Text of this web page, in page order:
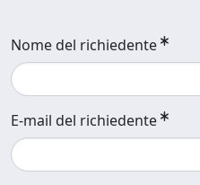
Nome del richiedente
E-mail del richiedente